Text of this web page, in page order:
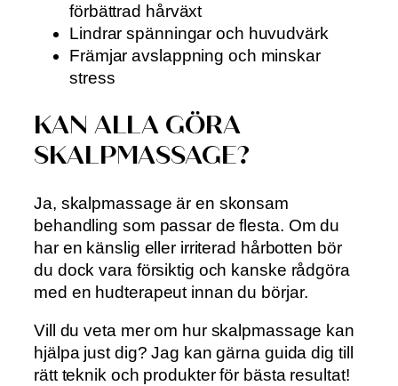
förbättrad hårväxt
Lindrar spänningar och huvudvärk
Främjar avslappning och minskar
stress
KAN ALLA GÖRA
SKALPMASSAGE?
Ja, skalpmassage är en skonsam
behandling som passar de flesta. Om du
har en känslig eller irriterad hårbotten bör
du dock vara försiktig och kanske rådgöra
med en hudterapeut innan du börjar.
Vill du veta mer om hur skalpmassage kan
hjälpa just dig? Jag kan gärna guida dig till
rätt teknik och produkter för bästa resultat!